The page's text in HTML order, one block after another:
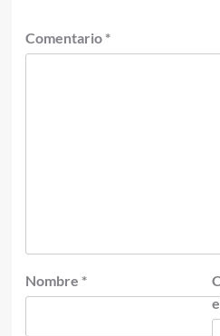
Comentario *
Nombre *